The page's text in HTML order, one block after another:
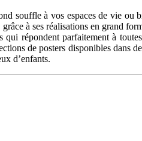
souffle à vos espaces de vie ou
grâce à ses réalisations en grand
qui répondent parfaitement à
de posters disponibles dans
d’enfants.